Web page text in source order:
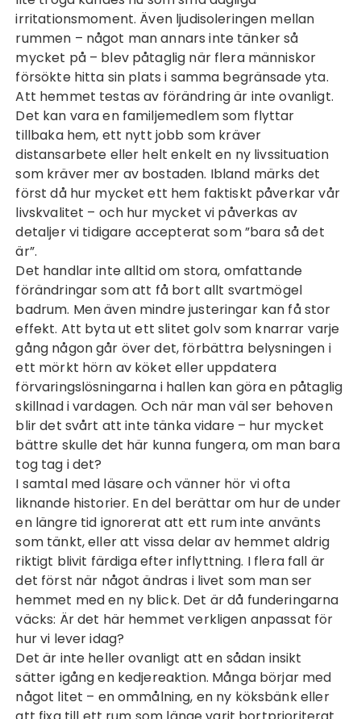
irritationsmoment. Även ljudisoleringen mellan
rummen – något man annars inte tänker så
mycket på – blev påtaglig när flera människor
försökte hitta sin plats i samma begränsade yta.
Att hemmet testas av förändring är inte ovanligt.
Det kan vara en familjemedlem som flyttar
tillbaka hem, ett nytt jobb som kräver
distansarbete eller helt enkelt en ny livssituation
som kräver mer av bostaden. Ibland märks det
först då hur mycket ett hem faktiskt påverkar vår
livskvalitet – och hur mycket vi påverkas av
detaljer vi tidigare accepterat som ”bara så det
är”.
Det handlar inte alltid om stora, omfattande
förändringar som att få bort allt svartmögel
badrum. Men även mindre justeringar kan få stor
effekt. Att byta ut ett slitet golv som knarrar varje
gång någon går över det, förbättra belysningen i
ett mörkt hörn av köket eller uppdatera
förvaringslösningarna i hallen kan göra en påtaglig
skillnad i vardagen. Och när man väl ser behoven
blir det svårt att inte tänka vidare – hur mycket
bättre skulle det här kunna fungera, om man bara
tog tag i det?
I samtal med läsare och vänner hör vi ofta
liknande historier. En del berättar om hur de under
en längre tid ignorerat att ett rum inte använts
som tänkt, eller att vissa delar av hemmet aldrig
riktigt blivit färdiga efter inflyttning. I flera fall är
det först när något ändras i livet som man ser
hemmet med en ny blick. Det är då funderingarna
väcks: Är det här hemmet verkligen anpassat för
hur vi lever idag?
Det är inte heller ovanligt att en sådan insikt
sätter igång en kedjereaktion. Många börjar med
något litet – en ommålning, en ny köksbänk eller